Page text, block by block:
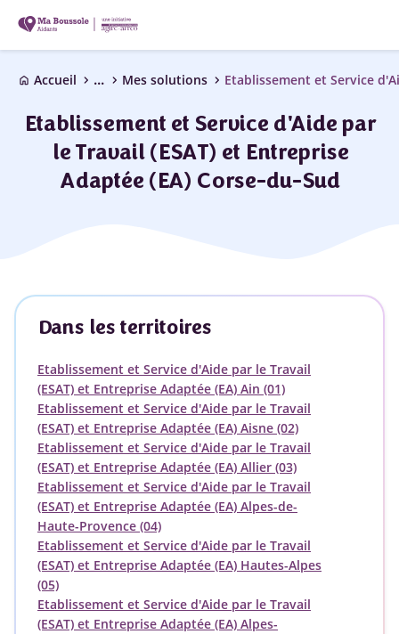
home Accueil chevron_right ... chevron_right Mes solutions chevron_right
Etablissement et Service d'Aide par
le Travail (ESAT) et Entreprise
Adaptée (EA) Corse-du-Sud
Dans les territoires
Etablissement et Service d'Aide par le Travail
(ESAT) et Entreprise Adaptée (EA) Ain (01)
Etablissement et Service d'Aide par le Travail
(ESAT) et Entreprise Adaptée (EA) Aisne (02)
Etablissement et Service d'Aide par le Travail
(ESAT) et Entreprise Adaptée (EA) Allier (03)
Etablissement et Service d'Aide par le Travail
(ESAT) et Entreprise Adaptée (EA) Alpes-de-
Haute-Provence (04)
Etablissement et Service d'Aide par le Travail
(ESAT) et Entreprise Adaptée (EA) Hautes-Alpes
(05)
Etablissement et Service d'Aide par le Travail
(ESAT) et Entreprise Adaptée (EA) Alpes-